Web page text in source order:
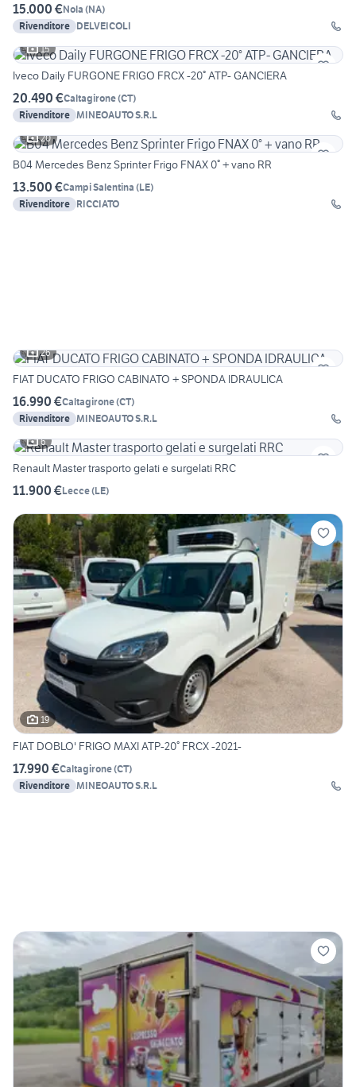
15.000 €Nola (NA)
Rivenditore DELVEICOLI
15
Iveco Daily FURGONE FRIGO FRCX -20° ATP- GANCIERA
20.490 €Caltagirone(CT)
Rivenditore MINEOAUTO S.R.L
20
B04 Mercedes Benz Sprinter Frigo FNAX 0° + vano RR
13.500 €Campi Salentina (LE)
Rivenditore RICCIATO
26
FIAT DUCATO FRIGO CABINATO + SPONDA IDRAULICA
16.990 €Caltagirone(CT)
Rivenditore MINEOAUTO S.R.L
6
Renault Master trasporto gelati e surgelati RRC
11.900 €Lecce(LE)
19
FIAT DOBLO' FRIGO MAXI ATP-20° FRCX -2021-
17.990 €Caltagirone(CT)
Rivenditore MINEOAUTO S.R.L